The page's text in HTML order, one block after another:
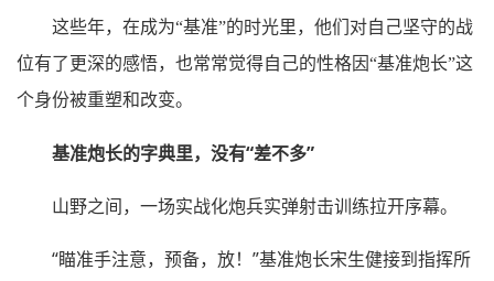
这些年，在成为“基准”的时光里，他们对自己坚守的战
位有了更深的感悟，也常常觉得自己的性格因“基准炮长”这
个身份被重塑和改变。
基准炮长的字典里，没有“差不多”
山野之间，一场实战化炮兵实弹射击训练拉开序幕。
“瞄准手注意，预备，放！”基准炮长宋生健接到指挥所